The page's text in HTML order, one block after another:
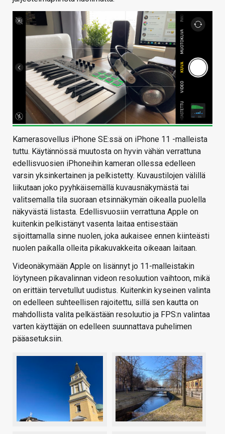
Kamerasovellus iPhone SE:ssä on iPhone 11 -malleista
tuttu. Käytännössä muutosta on hyvin vähän verrattuna
edellisvuosien iPhoneihin kameran ollessa edelleen
varsin yksinkertainen ja pelkistetty. Kuvaustilojen välillä
liikutaan joko pyyhkäisemällä kuvausnäkymästä tai
valitsemalla tila suoraan etsinnäkymän oikealla puolella
näkyvästä listasta. Edellisvuosiin verrattuna Apple on
kuitenkin pelkistänyt vasenta laitaa entisestään
sijoittamalla sinne nuolen, joka aukaisee ennen kiinteästi
nuolen paikalla olleita pikakuvakkeita oikeaan laitaan.
Videonäkymään Apple on lisännyt jo 11-malleistakin
löytyneen pikavalinnan videon resoluution vaihtoon, mikä
on erittäin tervetullut uudistus. Kuitenkin kyseinen valinta
on edelleen suhteellisen rajoitettu, sillä sen kautta on
mahdollista valita pelkästään resoluutio ja FPS:n valintaa
varten käyttäjän on edelleen suunnattava puhelimen
pääasetuksiin.